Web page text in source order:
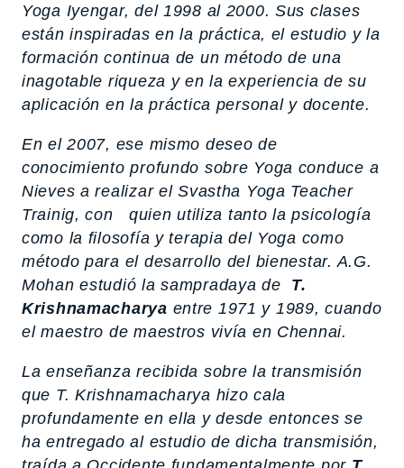
Yoga Iyengar, del 1998 al 2000. Sus clases
están inspiradas en la práctica, el estudio y la
formación continua de un método de una
inagotable riqueza y en la experiencia de su
aplicación en la práctica personal y docente.
En el 2007, ese mismo deseo de
conocimiento profundo sobre Yoga conduce a
Nieves a realizar el Svastha Yoga Teacher
Trainig, con quien utiliza tanto la psicología
como la filosofía y terapia del Yoga como
método para el desarrollo del bienestar. A.G.
Mohan estudió la sampradaya de T.
Krishnamacharya entre 1971 y 1989, cuando
el maestro de maestros vivía en Chennai.
La enseñanza recibida sobre la transmisión
que T. Krishnamacharya hizo cala
profundamente en ella y desde entonces se
ha entregado al estudio de dicha transmisión,